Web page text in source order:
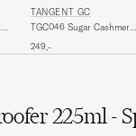
TANGENT GC
TGC046 Sugar Cashmere
249,-
225ml -